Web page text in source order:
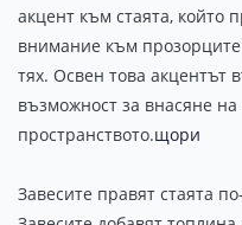
акцент към стаята, който
внимание към
тях. Освен това акцентът
възможност за внасяне
пространството.щори
Завесите правят стаята